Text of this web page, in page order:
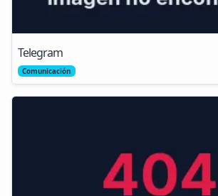
Telegram
Comunicación